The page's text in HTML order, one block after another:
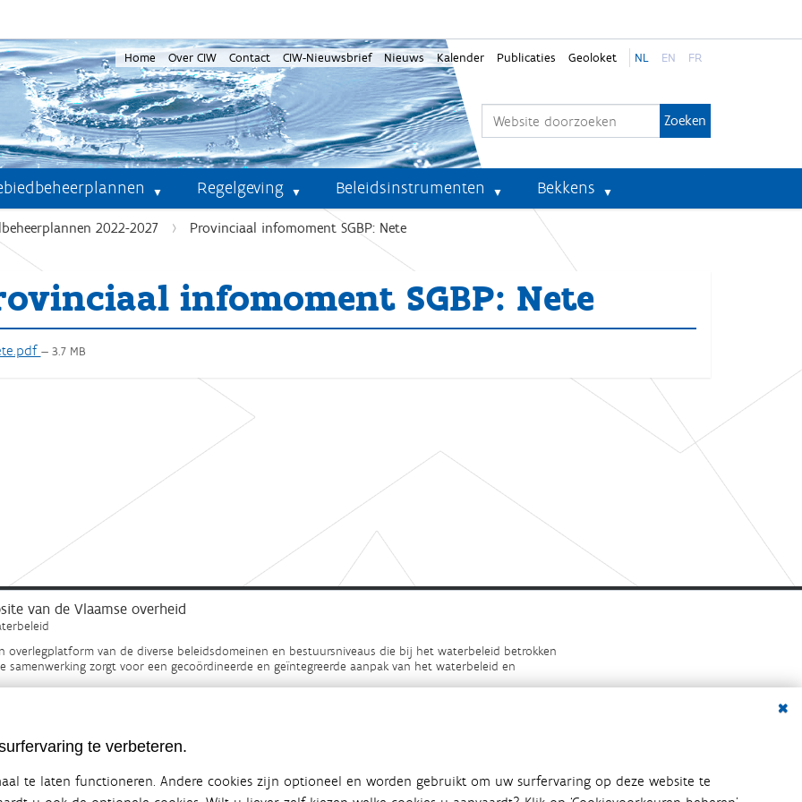
Home Over CIW Contact CIW-Nieuwsbrief Nieuws Kalender Publicaties Geoloket NL EN FR
Regelgeving Beleidsinstrumenten Bekkens
2022-2027 Provinciaal infomoment SGBP: Nete
infomoment SGBP: Nete
— 3.7 MB
te verbeteren.
te laten functioneren. Andere cookies zijn optioneel en worden gebruikt om uw surfervaring op deze website te
van de Vlaamse overheid
overlegplatform van de diverse beleidsdomeinen en bestuursniveaus die bij het waterbeleid betrokken
zorgt voor een gecoördineerde en geïntegreerde aanpak van het waterbeleid en